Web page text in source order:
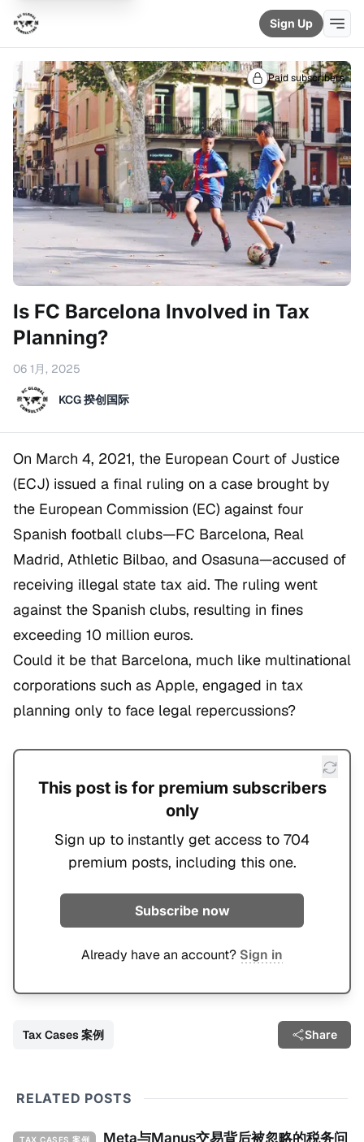
Sign Up
Paid subscribers
Is FC Barcelona Involved in Tax
Planning?
06 1月, 2025
KCG 揆创国际
On March 4, 2021, the European Court of Justice
(ECJ) issued a final ruling on a case brought by
the European Commission (EC) against four
Spanish football clubs—FC Barcelona, Real
Madrid, Athletic Bilbao, and Osasuna—accused of
receiving illegal state tax aid. The ruling went
against the Spanish clubs, resulting in fines
exceeding 10 million euros.
Could it be that Barcelona, much like multinational
corporations such as Apple, engaged in tax
planning only to face legal repercussions?
This post is for premium subscribers
only
Sign up to instantly get access to 704
premium posts, including this one.
Subscribe now
Already have an account? Sign in
Tax Cases 案例 Share
RELATED POSTS
TAX CASES 案例
Meta与Manus交易背后被忽略的税务问